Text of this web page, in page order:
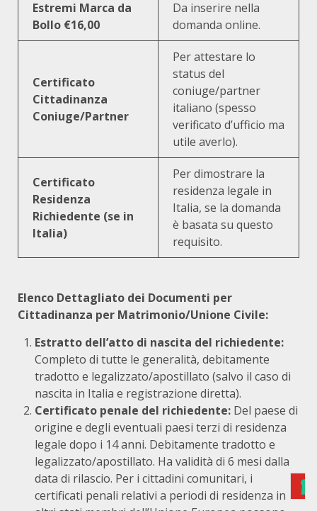
Estremi Marca da
Bollo €16,00
Da inserire nella
domanda online.
Certificato
Cittadinanza
Coniuge/Partner
Per attestare lo
status del
coniuge/partner
italiano (spesso
verificato d’ufficio ma
utile averlo).
Certificato
Residenza
Richiedente (se in
Italia)
Per dimostrare la
residenza legale in
Italia, se la domanda
è basata su questo
requisito.
Elenco Dettagliato dei Documenti per
Cittadinanza per Matrimonio/Unione Civile:
Estratto dell’atto di nascita del richiedente:
Completo di tutte le generalità, debitamente
tradotto e legalizzato/apostillato (salvo il caso di
nascita in Italia e registrazione diretta).
Certificato penale del richiedente: Del paese di
origine e degli eventuali paesi terzi di residenza
legale dopo i 14 anni. Debitamente tradotto e
legalizzato/apostillato. Ha validità di 6 mesi dalla
data di rilascio. Per i cittadini comunitari, i
certificati penali relativi a periodi di residenza in